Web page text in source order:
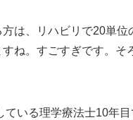
は、リハビリで20単
ね。すごすぎです。
ている理学療法士10年